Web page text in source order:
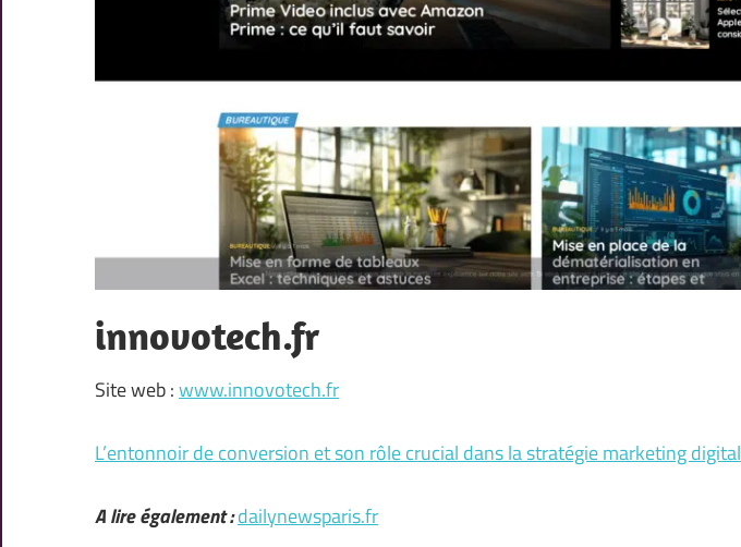
innovotech.fr
Site web :www.innovotech.fr
L’entonnoir de conversion et son rôle crucial dans la stratégie marketing digital
A lire également :dailynewsparis.fr